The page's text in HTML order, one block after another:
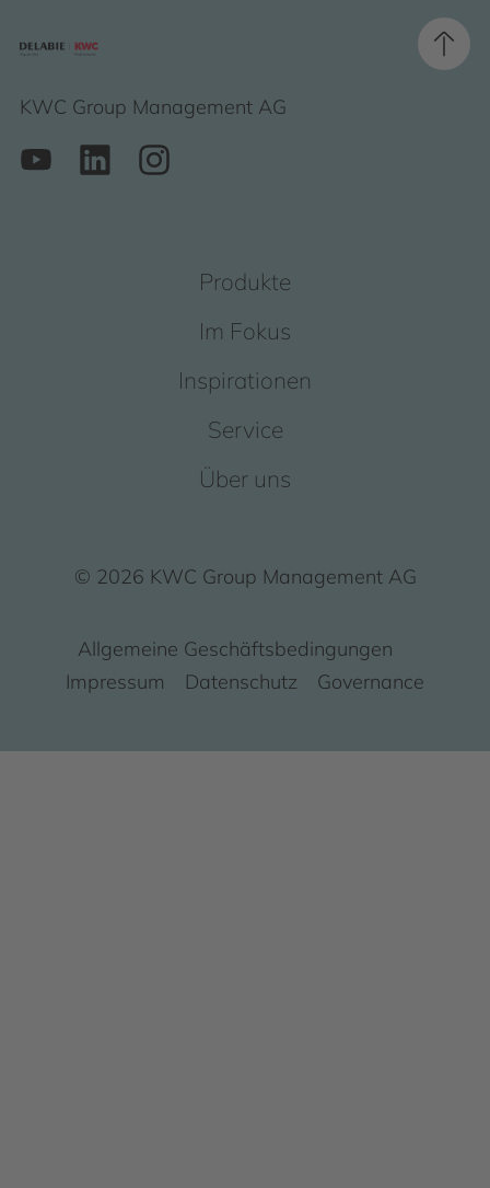
KWC Group Management AG
Produkte
Im Fokus
Inspirationen
Service
Über uns
© 2026 KWC Group Management AG
Allgemeine Geschäftsbedingungen
Impressum
Datenschutz Governance